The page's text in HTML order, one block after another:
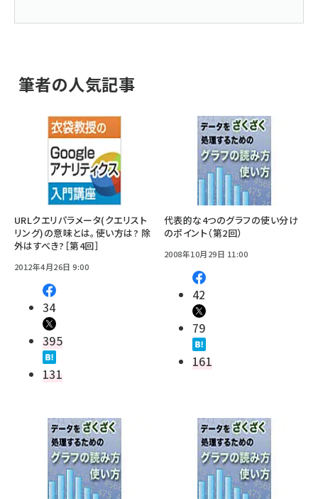
筆者の人気記事
URLクエリパラメータ(クエリスト
リング)の意味とは。使い方は? 除
外はすべき?［第4回］
2012年4月26日 9:00
34
395
131
代表的な4つのグラフの使い分け
のポイント（第2回）
2008年10月29日 11:00
42
79
161